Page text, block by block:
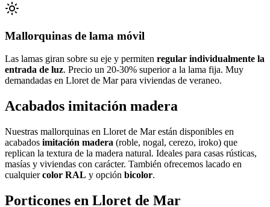
Mallorquinas de lama móvil
Las lamas giran sobre su eje y permiten regular individualmente la
entrada de luz. Precio un 20-30% superior a la lama fija. Muy
demandadas en Lloret de Mar para viviendas de veraneo.
Acabados imitación madera
Nuestras mallorquinas en Lloret de Mar están disponibles en
acabados imitación madera (roble, nogal, cerezo, iroko) que
replican la textura de la madera natural. Ideales para casas rústicas,
masías y viviendas con carácter. También ofrecemos lacado en
cualquiercolor RAL y opción bicolor.
Porticones en Lloret de Mar